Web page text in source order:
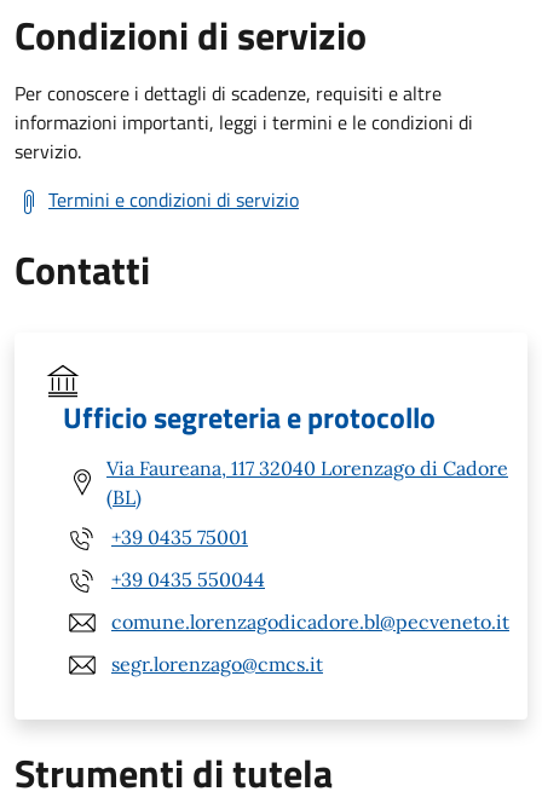
Condizioni di servizio
Per conoscere i dettagli di scadenze, requisiti e altre
informazioni importanti, leggi i termini e le condizioni di
servizio.
Termini e condizioni di servizio
Contatti
Ufficio segreteria e protocollo
Via Faureana, 117 32040 Lorenzago di Cadore
(BL)
+39 0435 75001
+39 0435 550044
comune.lorenzagodicadore.bl@pecveneto.it
segr.lorenzago@cmcs.it
Strumenti di tutela